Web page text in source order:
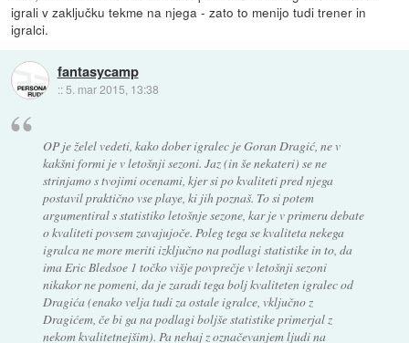
igrali v zaključku tekme na njega - zato to menijo tudi trener in
igralci.
fantasycamp
:: 5. mar 2015, 13:38
OP je želel vedeti, kako dober igralec je Goran Dragić, ne v
kakšni formi je v letošnji sezoni. Jaz (in še nekateri) se ne
strinjamo s tvojimi ocenami, kjer si po kvaliteti pred njega
postavil praktično vse playe, ki jih poznaš. To si potem
argumentiral s statistiko letošnje sezone, kar je v primeru debate
o kvaliteti povsem zavajujoče. Poleg tega se kvaliteta nekega
igralca ne more meriti izključno na podlagi statistike in to, da
ima Eric Bledsoe 1 točko višje povprečje v letošnji sezoni
nikakor ne pomeni, da je zaradi tega bolj kvaliteten igralec od
Dragića (enako velja tudi za ostale igralce, vključno z
Dragićem, če bi ga na podlagi boljše statistike primerjal z
nekom kvalitetnejšim). Pa nehaj z označevanjem ljudi na